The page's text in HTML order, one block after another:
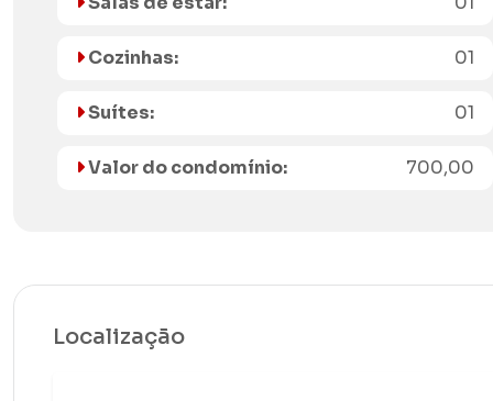
Cozinhas: 01
Suítes: 01
Valor do condomínio: 700,00
Localização